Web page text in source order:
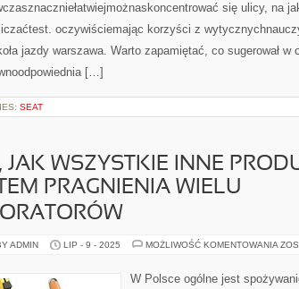
się ulicy, na
oczywiściemając korzyści z
jazdy warszawa. Warto zapamiętać, co sugerował w
[…]
SEAT
JAK WSZYSTKIE INNE
PRAGNIENIA WIELU
ADMIN LIP - 9 - 2025 MOŻLIWOŚĆ KOMENTOWANIA
INNE
W Polsce ogólne jest